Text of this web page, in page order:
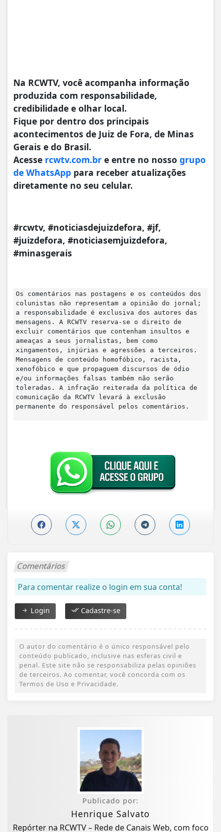
Na RCWTV, você acompanha informação
produzida com responsabilidade,
credibilidade e olhar local.
Fique por dentro dos principais
acontecimentos de Juiz de Fora, de Minas
Gerais e do Brasil.
Acesse rcwtv.com.br e entre no nosso grupo
de WhatsApp para receber atualizações
diretamente no seu celular.
#rcwtv, #noticiasdejuizdefora, #jf,
#juizdefora, #noticiasemjuizdefora,
#minasgerais
Os comentários nas postagens e os conteúdos dos
colunistas não representam a opinião do jornal;
a responsabilidade é exclusiva dos autores das
mensagens. A RCWTV reserva-se o direito de
excluir comentários que contenham insultos e
ameaças a seus jornalistas, bem como
xingamentos, injúrias e agressões a terceiros.
Mensagens de conteúdo homofóbico, racista,
xenofóbico e que propaguem discursos de ódio
e/ou informações falsas também não serão
toleradas. A infração reiterada da política de
comunicação da RCWTV levará à exclusão
permanente do responsável pelos comentários.
Comentários
Para comentar realize o login em sua conta!
Login Cadastre-se
O autor do comentário é o único responsável pelo
conteúdo publicado, inclusive nas esferas civil e
penal. Este site não se responsabiliza pelas opiniões
de terceiros. Ao comentar, você concorda com os
Termos de Uso e Privacidade.
Publicado por:
Henrique Salvato
Repórter na RCWTV – Rede de Canais Web, com foco